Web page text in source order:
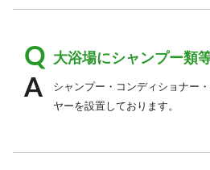
大浴場にシャンプー類
シャンプー・コンディショナー
ヤーを設置しております。